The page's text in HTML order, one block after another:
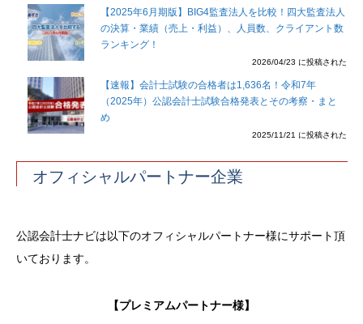
【2025年6月期版】BIG4監査法人を比較！四大監査法人
の決算・業績（売上・利益）、人員数、クライアント数
ランキング！
2026/04/23 に投稿された
【速報】会計士試験の合格者は1,636名！令和7年
（2025年）公認会計士試験合格発表とその考察・まと
め
2025/11/21 に投稿された
オフィシャルパートナー企業
公認会計士ナビは以下のオフィシャルパートナー様にサポート頂
いております。
【プレミアムパートナー様】